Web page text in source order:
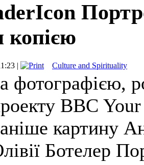
копією
| Culture and Spirituality
фотографією,
BBC
картину
Ботелер